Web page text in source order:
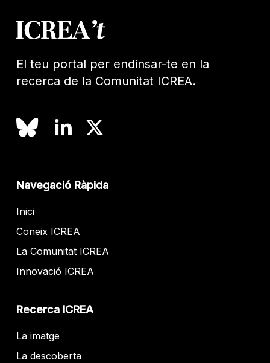
El teu portal per endinsar-te en la
recerca de la Comunitat ICREA.
Navegació Ràpida
Inici
Coneix ICREA
La Comunitat ICREA
Innovació ICREA
Recerca ICREA
La imatge
La descoberta